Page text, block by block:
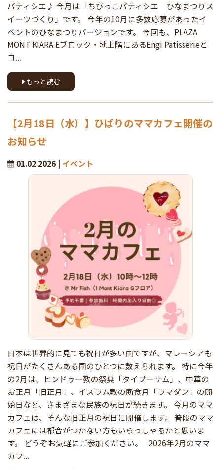
パティシエ♪ 今月は「ちびっこパティシエ ひなまつりス
イーツづくり」です。 今年の10月に多数応募があったイ
ベントのひなまつりバージョンです。 今回も、PLAZA
MONT KIARA Eブロック・地上階にあるEngi Patisserieと
コ...
もっと読む
【2月18日（水）】ひばりのママカフェ開催の
お知らせ
01.02.2026 | イベント
日本は世界的に見ても祝日が多い国ですが、マレーシアも
祝日がたくさんある国のひとつに数えられます。 特に今年
の2月は、ヒンドゥー教の祭典「タイプ―サム」、中華の
お正月「旧正月」、イスラム教の断食月「ラマダン」の開
始日など、さまざまな民族の祝日が続きます。 今月のママ
カフェは、そんな旧正月の祝日に開催します。 普段のママ
カフェには都合がつかない方もいらっしゃるかと思いま
す。 どうぞお気軽にご参加ください。 2026年2月のママ
カフ...